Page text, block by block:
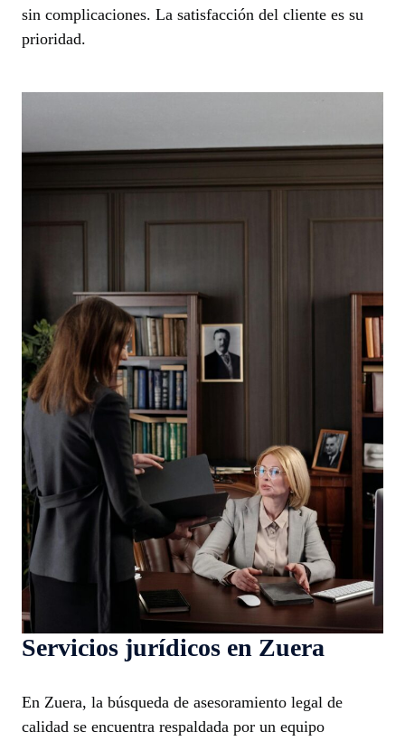
sin complicaciones. La satisfacción del cliente es su
prioridad.
Servicios jurídicos en Zuera
En Zuera, la búsqueda de asesoramiento legal de
calidad se encuentra respaldada por un equipo